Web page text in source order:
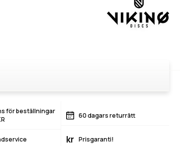
för beställningar
60 dagars returrätt
kr Prisgaranti!